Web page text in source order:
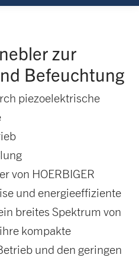
zur
Befeuchtung
piezoelektrische
von HOERBIGER
und energieeffiziente
breites Spektrum von
kompakte
und den geringen